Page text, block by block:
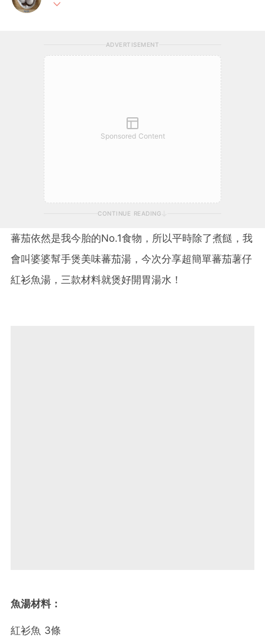
ADVERTISEMENT
Sponsored Content
CONTINUE READING
蕃茄依然是我今胎的No.1食物，所以平時除了煮餸，我
會叫婆婆幫手煲美味蕃茄湯，今次分享超簡單蕃茄薯仔
紅衫魚湯，三款材料就煲好開胃湯水！
魚湯材料：
紅衫魚 3條